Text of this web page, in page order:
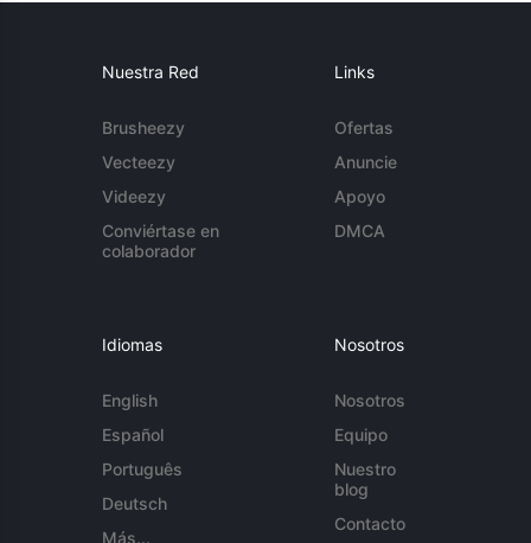
Nuestra Red
Brusheezy
Vecteezy
Videezy
Conviértase en
colaborador
Links
Ofertas
Anuncie
Apoyo
DMCA
Idiomas
English
Español
Português
Deutsch
Más...
Nosotros
Nosotros
Equipo
Nuestro
blog
Contacto